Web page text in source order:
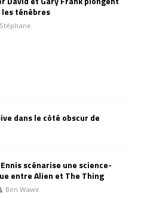
les ténèbres
Stéphane
dans le côté obscur de
scénarise une science-
entre Alien et The Thing
Ben Wawe